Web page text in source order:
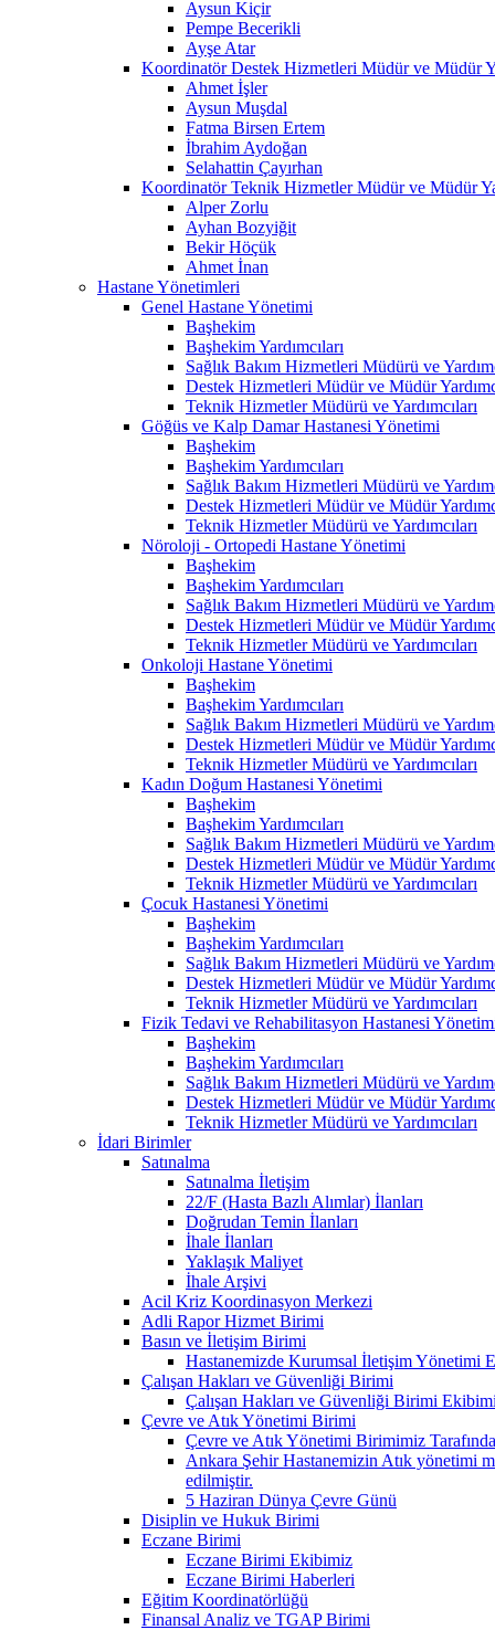
Aysun Kiçir
Pempe Becerikli
Ayşe Atar
Koordinatör Destek Hizmetleri Müdür ve Müdür
Ahmet İşler
Aysun Muşdal
Fatma Birsen Ertem
İbrahim Aydoğan
Selahattin Çayırhan
Koordinatör Teknik Hizmetler Müdür ve Müdür
Alper Zorlu
Ayhan Bozyiğit
Bekir Höçük
Ahmet İnan
Hastane Yönetimleri
Genel Hastane Yönetimi
Başhekim
Başhekim Yardımcıları
Sağlık Bakım Hizmetleri Müdürü ve
Destek Hizmetleri Müdür ve Müdür
Teknik Hizmetler Müdürü ve Yardımcıları
Göğüs ve Kalp Damar Hastanesi Yönetimi
Başhekim
Başhekim Yardımcıları
Sağlık Bakım Hizmetleri Müdürü ve
Destek Hizmetleri Müdür ve Müdür
Teknik Hizmetler Müdürü ve Yardımcıları
Nöroloji - Ortopedi Hastane Yönetimi
Başhekim
Başhekim Yardımcıları
Sağlık Bakım Hizmetleri Müdürü ve
Destek Hizmetleri Müdür ve Müdür
Teknik Hizmetler Müdürü ve Yardımcıları
Onkoloji Hastane Yönetimi
Başhekim
Başhekim Yardımcıları
Sağlık Bakım Hizmetleri Müdürü ve
Destek Hizmetleri Müdür ve Müdür
Teknik Hizmetler Müdürü ve Yardımcıları
Kadın Doğum Hastanesi Yönetimi
Başhekim
Başhekim Yardımcıları
Sağlık Bakım Hizmetleri Müdürü ve
Destek Hizmetleri Müdür ve Müdür
Teknik Hizmetler Müdürü ve Yardımcıları
Çocuk Hastanesi Yönetimi
Başhekim
Başhekim Yardımcıları
Sağlık Bakım Hizmetleri Müdürü ve
Destek Hizmetleri Müdür ve Müdür
Teknik Hizmetler Müdürü ve Yardımcıları
Fizik Tedavi ve Rehabilitasyon Hastanesi
Başhekim
Başhekim Yardımcıları
Sağlık Bakım Hizmetleri Müdürü ve
Destek Hizmetleri Müdür ve Müdür
Teknik Hizmetler Müdürü ve Yardımcıları
İdari Birimler
Satınalma
Satınalma İletişim
22/F (Hasta Bazlı Alımlar) İlanları
Doğrudan Temin İlanları
İhale İlanları
Yaklaşık Maliyet
İhale Arşivi
Acil Kriz Koordinasyon Merkezi
Adli Rapor Hizmet Birimi
Basın ve İletişim Birimi
Hastanemizde Kurumsal İletişim Yönetimi
Çalışan Hakları ve Güvenliği Birimi
Çalışan Hakları ve Güvenliği Birimi
Çevre ve Atık Yönetimi Birimi
Çevre ve Atık Yönetimi Birimimiz
Ankara Şehir Hastanemizin Atık yönetimi
edilmiştir.
5 Haziran Dünya Çevre Günü
Disiplin ve Hukuk Birimi
Eczane Birimi
Eczane Birimi Ekibimiz
Eczane Birimi Haberleri
Eğitim Koordinatörlüğü
Finansal Analiz ve TGAP Birimi